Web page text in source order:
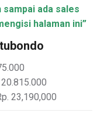
ada sales
halaman ini”
23,190,000